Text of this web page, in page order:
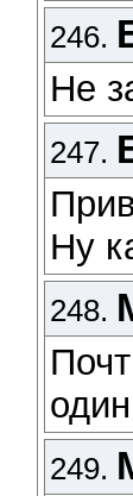
246.
Не
247.
Ну
248.
249.